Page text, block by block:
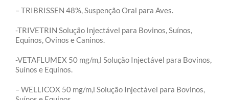
– TRIBRISSEN 48%, Suspenção Oral para Aves.
-TRIVETRIN Solução Injectável para Bovinos, Suínos,
Equinos, Ovinos e Caninos.
-VETAFLUMEX 50 mg/m,l Solução Injectável para Bovinos,
Suínos e Equinos.
– WELLICOX 50 mg/m,l Solução Injectável para Bovinos,